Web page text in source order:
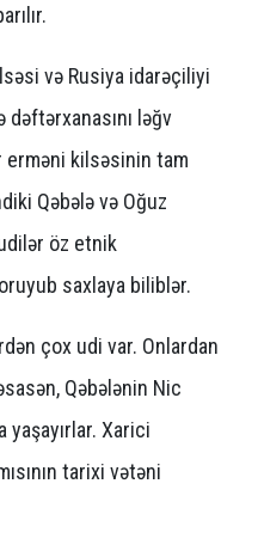
və Rusiya idarəçiliyi
dəftərxanasını ləğv
kilsəsinin tam
Qəbələ və Oğuz
öz etnik
saxlaya biliblər.
çox udi var. Onlardan
Qəbələnin Nic
yaşayırlar. Xarici
tarixi vətəni